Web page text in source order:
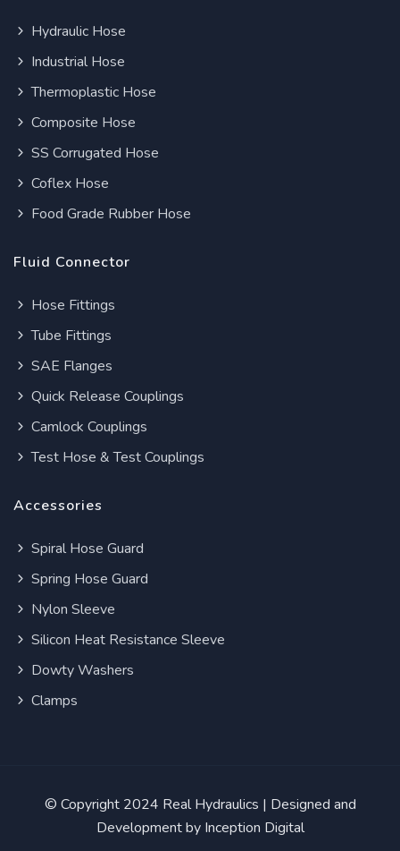
Hydraulic Hose
Industrial Hose
Thermoplastic Hose
Composite Hose
SS Corrugated Hose
Coflex Hose
Food Grade Rubber Hose
Fluid Connector
Hose Fittings
Tube Fittings
SAE Flanges
Quick Release Couplings
Camlock Couplings
Test Hose & Test Couplings
Accessories
Spiral Hose Guard
Spring Hose Guard
Nylon Sleeve
Silicon Heat Resistance Sleeve
Dowty Washers
Clamps
© Copyright 2024 Real Hydraulics | Designed and
Development by Inception Digital